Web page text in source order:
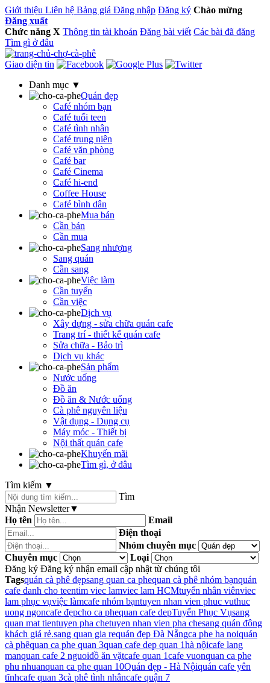
Giới thiệu Liên hệ Bảng giá Đăng nhập Đăng ký Chào mừng
Đăng xuất
Chức năng X Thông tin tài khoản Đăng bài viết Các bài đã đăng
Tìm gì ở đâu
Giao diện tin
Danh mục ▼
Quán đẹp
Café nhóm bạn
Café tuổi teen
Café tình nhân
Café trung niên
Café văn phòng
Café bar
Café Cinema
Café hi-end
Coffee House
Café bình dân
Mua bán
Cần bán
Cần mua
Sang nhượng
Sang quán
Cần sang
Việc làm
Cần tuyển
Cần việc
Dịch vụ
Xây dựng - sửa chữa quán cafe
Trang trí - thiết kế quán cafe
Sửa chữa - Bảo trì
Dịch vụ khác
Sản phẩm
Nước uống
Đồ ăn
Đồ ăn & Nước uống
Cà phê nguyên liệu
Vật dụng - Dụng cụ
Máy móc - Thiết bị
Nội thất quán cafe
Khuyến mãi
Tìm gì, ở đâu
Tìm kiếm ▼
Tìm
Nhận Newsletter▼
Họ tên
Email
Điện thoại
Nhóm chuyên mục
Chuyên mục
Loại
Đăng ký Đăng ký nhận email cập nhật từ chúng tôi
Tagsquán cà phê đẹpsang quan ca phequan cà phê nhóm bạnquán
cafe danh cho teentim viec lamviec lam HCMtuyển nhân viênviec
lam phục vụviệc làmcafe nhóm bạntuyen nhan vien phuc vuthuc
uong ngoncafe đẹpcho ca phequan cafe depTuyển Phục Vụsang
quan mat tientuyen pha chetuyen nhan vien pha chesang quán đông
khách giá rẻ.sang quan gia requán đẹp Đà Nẵngca phe ha noiquán
cà phêquan ca phe quan 3quan cafe dep quan 1hà nộicafe lang
manquan cafe 2 nguoiđồ ăn vặtcafe quan 1cafe vuonquan ca phe
phu nhuanquan ca phe quan 10Quán đẹp - Hà Nộiquán cafe yên
tĩnhcafe quan 3cà phê tình nhâncafe quận 7